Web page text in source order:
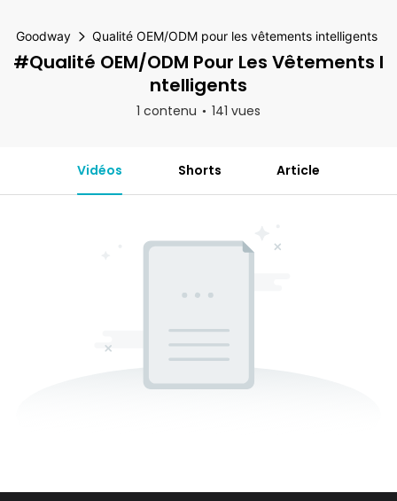
Goodway Qualité OEM/ODM pour les vêtements intelligents
#Qualité OEM/ODM Pour Les Vêtements I
Ntelligents
1 contenu 141 vues
Vidéos Shorts Article